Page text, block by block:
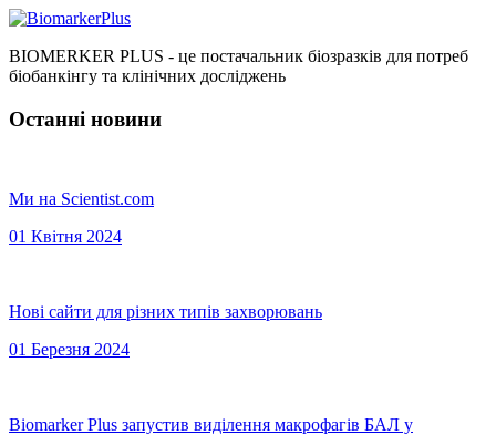
BIOMERKER PLUS - це постачальник біозразків для потреб
біобанкінгу та клінічних досліджень
Останні новини
Ми на Scientist.com
01 Квітня 2024
Нові сайти для різних типів захворювань
01 Березня 2024
Biomarker Plus запустив виділення макрофагів БАЛ у